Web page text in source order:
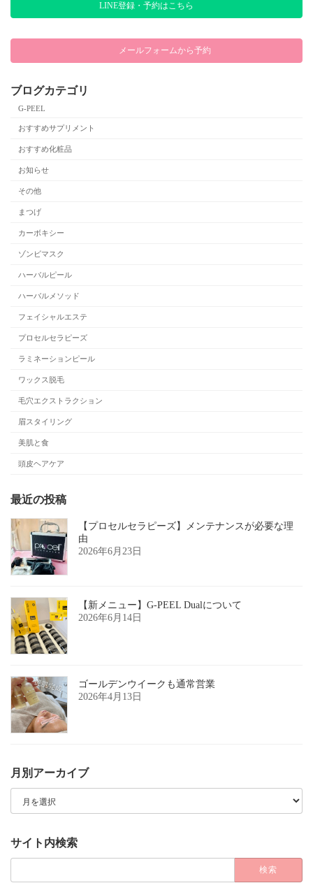
LINE登録・予約はこちら
メールフォームから予約
ブログカテゴリ
G-PEEL
おすすめサプリメント
おすすめ化粧品
お知らせ
その他
まつげ
カーボキシー
ゾンビマスク
ハーバルピール
ハーバルメソッド
フェイシャルエステ
プロセルセラピーズ
ラミネーションピール
ワックス脱毛
毛穴エクストラクション
眉スタイリング
美肌と食
頭皮ヘアケア
最近の投稿
【プロセルセラピーズ】メンテナンスが必要な理
由
2026年6月23日
【新メニュー】G-PEEL Dualについて
2026年6月14日
ゴールデンウイークも通常営業
2026年4月13日
月別アーカイブ
イ
ブ
サイト内検索
検